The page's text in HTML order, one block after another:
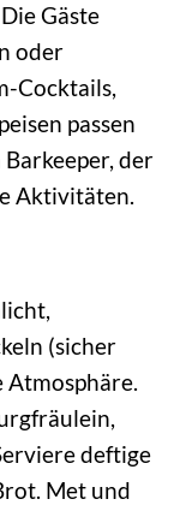
Gäste
oder
Cocktails,
passen
der
Aktivitäten.
(sicher
Atmosphäre.
deftige
Met und